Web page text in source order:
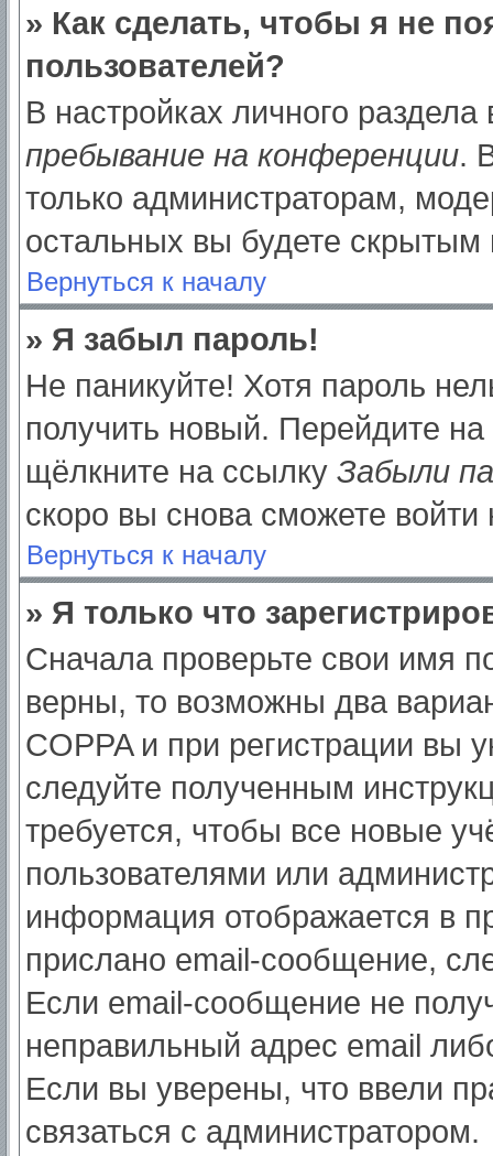
» Как сделать, чтобы я не
пользователей?
В настройках личного
пребывание на конференции.
только администраторам,
остальных вы будете скрытым
Вернуться к началу
» Я забыл пароль!
Не паникуйте! Хотя пароль
получить новый. Перейдите
щёлкните на ссылку Забыли
скоро вы снова сможете
Вернуться к началу
» Я только что
Сначала проверьте свои имя
верны, то возможны два
COPPA и при регистрации вы
следуйте полученным
требуется, чтобы все новые
пользователями или
информация отображается в
прислано email-сообщение,
Если email-сообщение не
неправильный адрес email
Если вы уверены, что ввели
связаться с администратором.